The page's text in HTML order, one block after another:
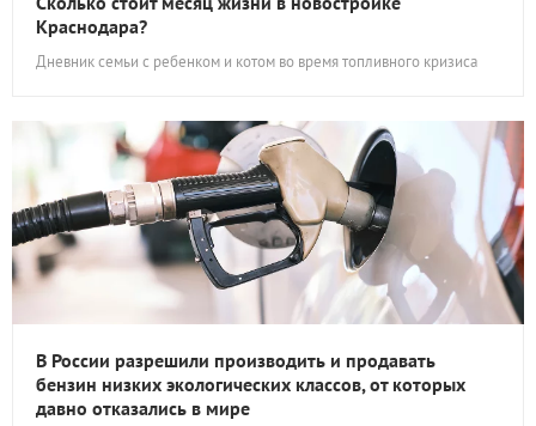
Краснодара?
Дневник семьи с ребенком и котом во время топливного кризиса
В России разрешили производить и продавать
бензин низких экологических классов, от которых
давно отказались в мире